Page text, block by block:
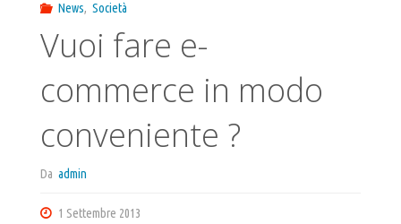
News, Società
Vuoi fare e-
commerce in modo
conveniente ?
Da admin
1 Settembre 2013